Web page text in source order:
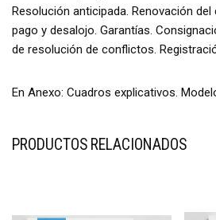
Resolución anticipada. Renovación
pago y desalojo. Garantías.
de resolución de conflictos.
En Anexo: Cuadros explicativos.
PRODUCTOS RELACIONADOS